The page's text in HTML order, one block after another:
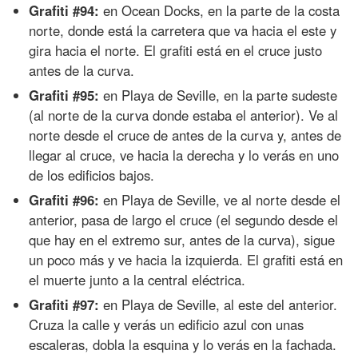
Grafiti #94: en Ocean Docks, en la parte de la costa
norte, donde está la carretera que va hacia el este y
gira hacia el norte. El grafiti está en el cruce justo
antes de la curva.
Grafiti #95: en Playa de Seville, en la parte sudeste
(al norte de la curva donde estaba el anterior). Ve al
norte desde el cruce de antes de la curva y, antes de
llegar al cruce, ve hacia la derecha y lo verás en uno
de los edificios bajos.
Grafiti #96: en Playa de Seville, ve al norte desde el
anterior, pasa de largo el cruce (el segundo desde el
que hay en el extremo sur, antes de la curva), sigue
un poco más y ve hacia la izquierda. El grafiti está en
el muerte junto a la central eléctrica.
Grafiti #97: en Playa de Seville, al este del anterior.
Cruza la calle y verás un edificio azul con unas
escaleras, dobla la esquina y lo verás en la fachada.